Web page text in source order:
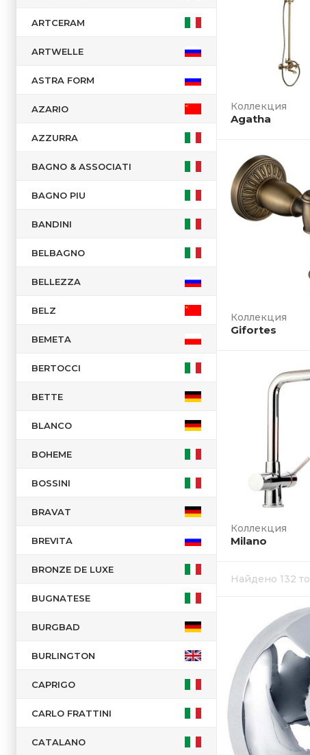
ARTCERAM
ARTWELLE
ASTRA FORM
AZARIO
AZZURRA
BAGNO & ASSOCIATI
BAGNO PIU
BANDINI
BELBAGNO
BELLEZZA
BELZ
BEMETA
BERTOCCI
BETTE
BLANCO
BOHEME
BOSSINI
BRAVAT
BREVITA
BRONZE DE LUXE
BUGNATESE
BURGBAD
BURLINGTON
CAPRIGO
CARLO FRATTINI
CATALANO
Коллекция
Agatha
Коллекция
Gifortes
Коллекция
Milano
Найдено 132